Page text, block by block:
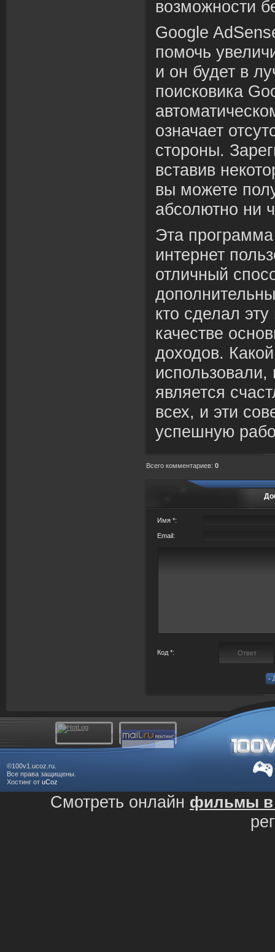
возможности
Google
помочь
и он будет в
поисковика
означает
стороны.
вставив
вы можете
абсолютно ни
Эта
интернет
отличный
кто сделал
качестве
доходов.
является
всех, и эти
успешную
Всего комментариев: 0
Имя *:
Email:
Код *:
©100v1.ucoz.ru.
Все права защищены.
Хостинг от uCoz
Смотреть онлайн фильмы в